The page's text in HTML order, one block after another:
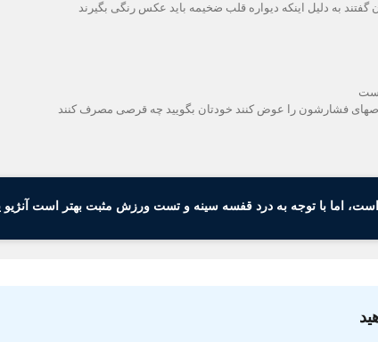
گفتند به دلیل اینکه دیواره قلب ضخیمه باید عکس رنگی بگیرند
قرصهای فشارشون را عوض کنند خودتان بگویید چه قرصی مصرف کنند
اما با توجه به درد قفسه سینه و تست ورزش مثبت بهتر است آنژیو یا